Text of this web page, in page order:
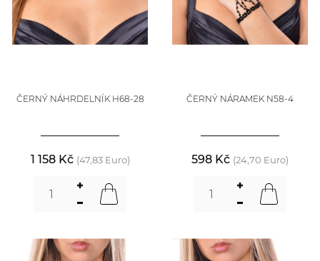
ČERNÝ NÁHRDELNÍK H68-28
1 158 Kč (47,83 Euro)
ČERNÝ NÁRAMEK N58-4
598 Kč (24,70 Euro)